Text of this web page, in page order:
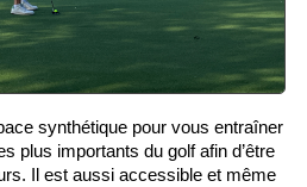
synthétique pour vous entraîner
plus importants du golf afin d’être
Il est aussi accessible et même